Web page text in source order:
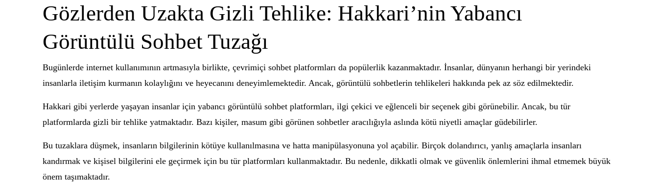
Gözlerden Uzakta Gizli Tehlike: Hakkari’nin Yabancı
Görüntülü Sohbet Tuzağı
Bugünlerde internet kullanımının artmasıyla birlikte, çevrimiçi sohbet platformları da popülerlik kazanmaktadır. İnsanlar, dünyanın herhangi bir yerindeki
insanlarla iletişim kurmanın kolaylığını ve heyecanını deneyimlemektedir. Ancak, görüntülü sohbetlerin tehlikeleri hakkında pek az söz edilmektedir.
Hakkari gibi yerlerde yaşayan insanlar için yabancı görüntülü sohbet platformları, ilgi çekici ve eğlenceli bir seçenek gibi görünebilir. Ancak, bu tür
platformlarda gizli bir tehlike yatmaktadır. Bazı kişiler, masum gibi görünen sohbetler aracılığıyla aslında kötü niyetli amaçlar güdebilirler.
Bu tuzaklara düşmek, insanların bilgilerinin kötüye kullanılmasına ve hatta manipülasyonuna yol açabilir. Birçok dolandırıcı, yanlış amaçlarla insanları
kandırmak ve kişisel bilgilerini ele geçirmek için bu tür platformları kullanmaktadır. Bu nedenle, dikkatli olmak ve güvenlik önlemlerini ihmal etmemek büyük
önem taşımaktadır.